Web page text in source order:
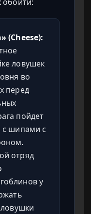
(Cheese):
ловушек
во
перед
пойдет
шипами с
отряд
у